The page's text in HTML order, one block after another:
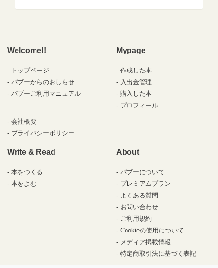
Welcome!!
トップページ
パブーからのおしらせ
パブーご利用マニュアル
会社概要
プライバシーポリシー
Mypage
作成した本
入出金管理
購入した本
プロフィール
Write & Read
本をつくる
本をよむ
About
パブーについて
プレミアムプラン
よくある質問
お問い合わせ
ご利用規約
Cookieの使用について
メディア掲載情報
特定商取引法に基づく表記